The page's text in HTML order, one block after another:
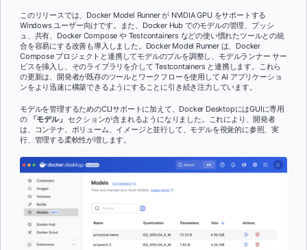
このリリースでは、Docker Model Runner が NVIDIA GPU をサポートする
Windows ユーザー向けです。また、Docker Hub でのモデルの管理、プッシ
ュ、共有、Docker Compose や Testcontainers などの使い慣れたツールとの統
合を容易にする改善も導入しました。Docker Model Runner は、Docker
Compose プロジェクトと連携してモデルのプルを調整し、モデルランナー サー
ビスを挿入し、そのライブラリを介して Testcontainers と連携します。これら
の更新は、開発者が既存のツールとワークフローを使用して AI アプリケーショ
ンをより迅速に構築できるようにすることに引き続き注力しています。
モデルを管理するためのCLIサポートに加えて、Docker DesktopにはGUIに専用
の
「モデル」 セクションが含まれるようになりました。これにより、開発者
は、コンテナ、ボリューム、イメージと並行して、モデルを視覚的に参照、実
行、管理する柔軟性が増します。